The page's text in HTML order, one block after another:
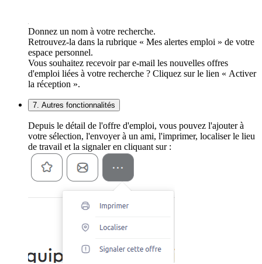
Donnez un nom à votre recherche.
Retrouvez-la dans la rubrique « Mes alertes emploi » de votre
espace personnel.
Vous souhaitez recevoir par e-mail les nouvelles offres
d'emploi liées à votre recherche ? Cliquez sur le lien « Activer
la réception ».
7. Autres fonctionnalités
Depuis le détail de l'offre d'emploi, vous pouvez l'ajouter à
votre sélection, l'envoyer à un ami, l'imprimer, localiser le lieu
de travail et la signaler en cliquant sur :